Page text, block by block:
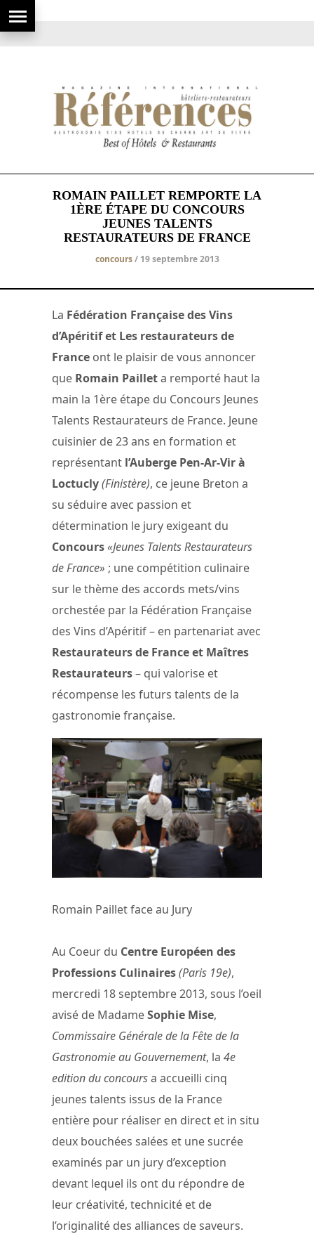
ROMAIN PAILLET REMPORTE LA
1ÈRE ÉTAPE DU CONCOURS
JEUNES TALENTS
RESTAURATEURS DE FRANCE
concours/ 19 septembre 2013
La Fédération Française des Vins
d’Apéritif et Les restaurateurs de
France ont le plaisir de vous annoncer
que Romain Pailleta remporté haut la
main la 1ère étape du Concours Jeunes
Talents Restaurateurs de France. Jeune
cuisinier de 23 ans en formation et
représentant l’Auberge Pen-Ar-Vir à
Loctucly(Finistère), ce jeune Breton a
su séduire avec passion et
détermination le jury exigeant du
Concours«Jeunes Talents Restaurateurs
de France» ; une compétition culinaire
sur le thème des accords mets/vins
orchestée par la Fédération Française
des Vins d’Apéritif – en partenariat avec
Restaurateurs de France et Maîtres
Restaurateurs– qui valorise et
récompense les futurs talents de la
gastronomie française.
Romain Paillet face au Jury
Au Coeur du Centre Européen des
Professions Culinaires(Paris 19e),
mercredi 18 septembre 2013, sous l’oeil
avisé de MadameSophie Mise,
Commissaire Générale de la Fête de la
Gastronomie au Gouvernement, la 4e
edition du concoursa accueilli cinq
jeunes talents issus de la France
entière pour réaliser en direct et in situ
deux bouchées salées et une sucrée
examinés par un jury d’exception
devant lequel ils ont du répondre de
leur créativité, technicité et de
l’originalité des alliances de saveurs.